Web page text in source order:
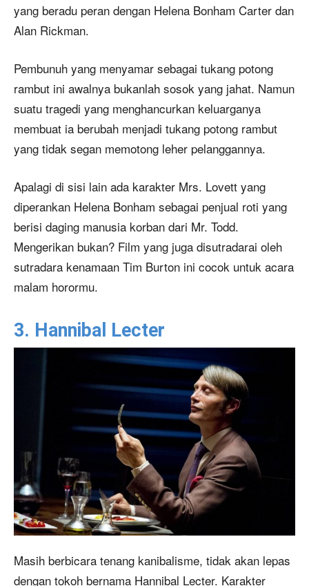
yang beradu peran dengan Helena Bonham Carter dan
Alan Rickman.
Pembunuh yang menyamar sebagai tukang potong
rambut ini awalnya bukanlah sosok yang jahat. Namun
suatu tragedi yang menghancurkan keluarganya
membuat ia berubah menjadi tukang potong rambut
yang tidak segan memotong leher pelanggannya.
Apalagi di sisi lain ada karakter Mrs. Lovett yang
diperankan Helena Bonham sebagai penjual roti yang
berisi daging manusia korban dari Mr. Todd.
Mengerikan bukan? Film yang juga disutradarai oleh
sutradara kenamaan Tim Burton ini cocok untuk acara
malam horormu.
3. Hannibal Lecter
Masih berbicara tenang kanibalisme, tidak akan lepas
dengan tokoh bernama Hannibal Lecter. Karakter